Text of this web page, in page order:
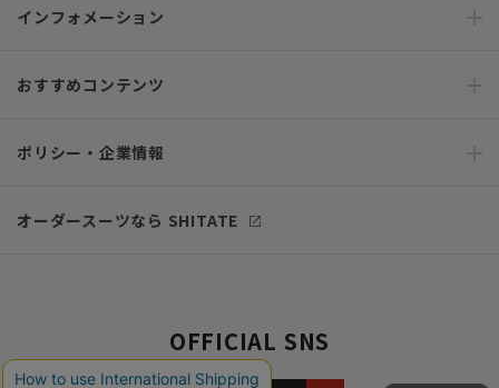
インフォメーション
おすすめコンテンツ
ポリシー・企業情報
オーダースーツなら SHITATE
OFFICIAL SNS